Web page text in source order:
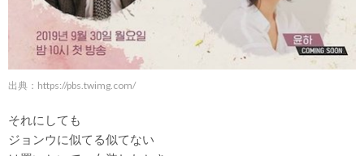
出典： https://pbs.twimg.com/
それにしても
ジョンウに似てる似てない